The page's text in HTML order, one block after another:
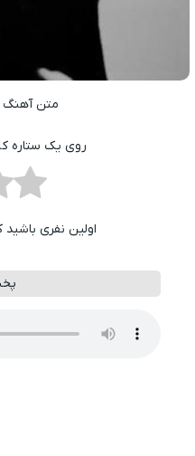
متن
روی یک ستاره
اولین نفری